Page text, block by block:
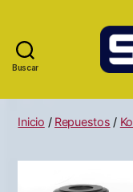
Buscar
Inicio / Repuestos /